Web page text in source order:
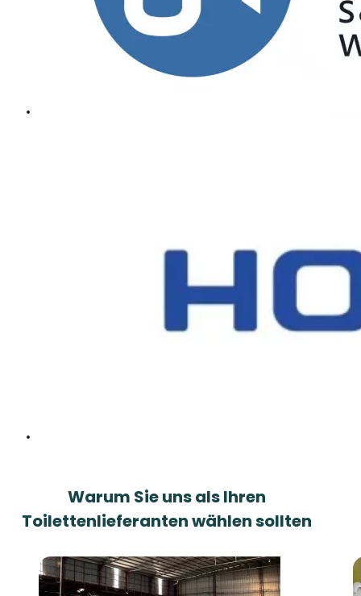
Warum Sie uns als Ihren
Toilettenlieferanten wählen sollten